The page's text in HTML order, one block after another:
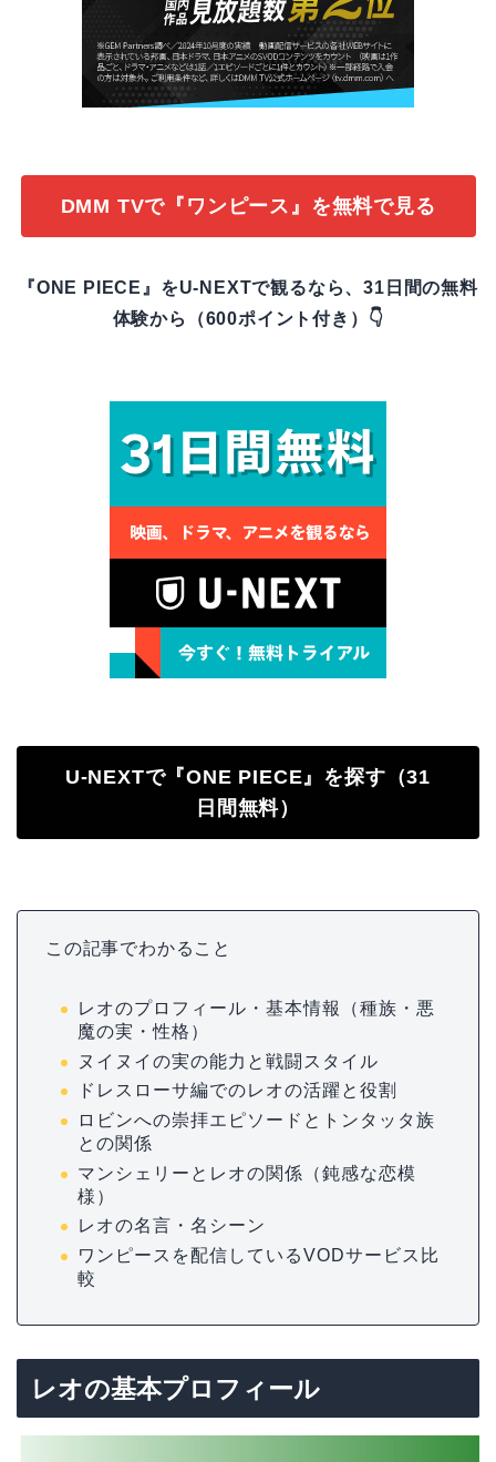
DMM TVで『ワンピース』を無料で見る
『ONE PIECE』をU-NEXTで観るなら、31日間の無料
体験から（600ポイント付き）👇
U-NEXTで『ONE PIECE』を探す（31
日間無料）
この記事でわかること
レオのプロフィール・基本情報（種族・悪
魔の実・性格）
ヌイヌイの実の能力と戦闘スタイル
ドレスローサ編でのレオの活躍と役割
ロビンへの崇拝エピソードとトンタッタ族
との関係
マンシェリーとレオの関係（鈍感な恋模
様）
レオの名言・名シーン
ワンピースを配信しているVODサービス比
較
レオの基本プロフィール